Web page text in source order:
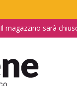
Il magazzino sarà